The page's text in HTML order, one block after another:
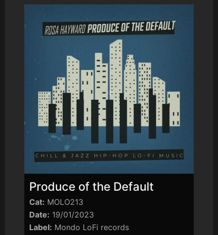
Produce of the Default
Cat: MOLO213
Date: 19/01/2023
Label: Mondo LoFi records